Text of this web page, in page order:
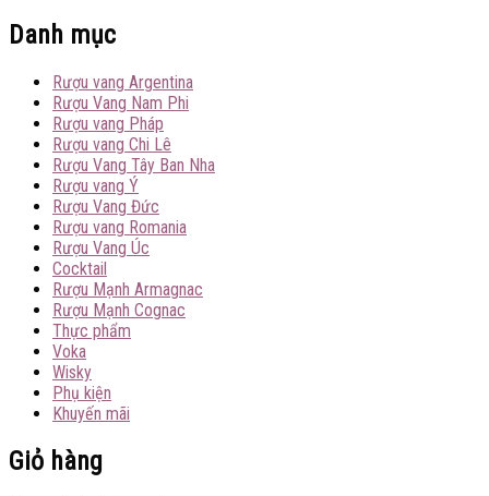
Danh mục
Rượu vang Argentina
Rượu Vang Nam Phi
Rượu vang Pháp
Rượu vang Chi Lê
Rượu Vang Tây Ban Nha
Rượu vang Ý
Rượu Vang Đức
Rượu vang Romania
Rượu Vang Úc
Cocktail
Rượu Mạnh Armagnac
Rượu Mạnh Cognac
Thực phẩm
Voka
Wisky
Phụ kiện
Khuyến mãi
Giỏ hàng